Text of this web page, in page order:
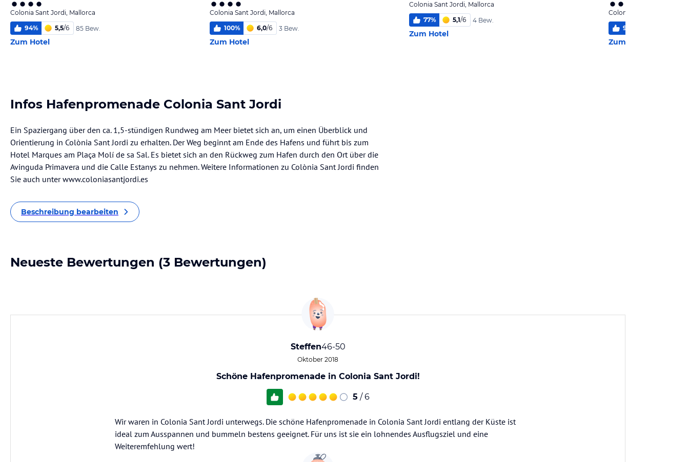
Colonia Sant Jordi, Mallorca
94% 5,5/6 85 Bew.
Zum Hotel
Colonia Sant Jordi, Mallorca
100% 6,0/6 3 Bew.
Zum Hotel
Colonia Sant Jordi, Mallorca
77% 5,1/6 4 Bew.
Zum Hotel
Colonia Sant Jordi,
95
Zum Hotel
Infos Hafenpromenade Colonia Sant Jordi
Ein Spaziergang über den ca. 1,5-stündigen Rundweg am Meer bietet sich an, um einen Überblick und
Orientierung in Colònia Sant Jordi zu erhalten. Der Weg beginnt am Ende des Hafens und führt bis zum
Hotel Marques am Plaça Molí de sa Sal. Es bietet sich an den Rückweg zum Hafen durch den Ort über die
Avinguda Primavera und die Calle Estanys zu nehmen. Weitere Informationen zu Colònia Sant Jordi finden
Sie auch unter www.coloniasantjordi.es
Beschreibung bearbeiten
Neueste Bewertungen (3 Bewertungen)
Steffen46-50
Oktober 2018
Schöne Hafenpromenade in Colonia Sant Jordi!
5 / 6
Wir waren in Colonia Sant Jordi unterwegs. Die schöne Hafenpromenade in Colonia Sant Jordi entlang der Küste ist
ideal zum Ausspannen und bummeln bestens geeignet. Für uns ist sie ein lohnendes Ausflugsziel und eine
Weiteremfehlung wert!